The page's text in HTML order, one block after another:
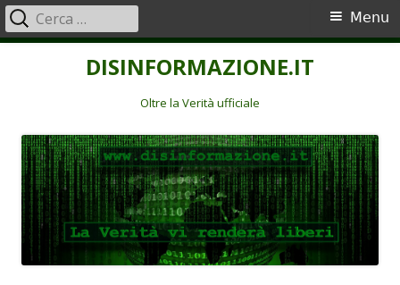
DISINFORMAZIONE.IT
Oltre la Verità ufficiale
Menu
principale
Menu
Ricerca
per: